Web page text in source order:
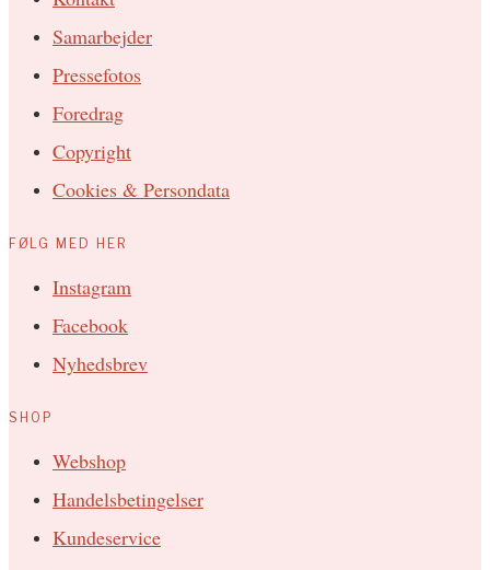
Samarbejder
Pressefotos
Foredrag
Copyright
Cookies & Persondata
FØLG MED HER
Instagram
Facebook
Nyhedsbrev
SHOP
Webshop
Handelsbetingelser
Kundeservice